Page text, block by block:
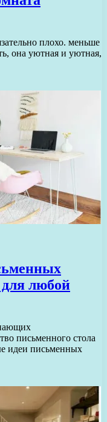
плохо. меньше
она уютная и уютная,
для любой
письменного стола
идеи письменных